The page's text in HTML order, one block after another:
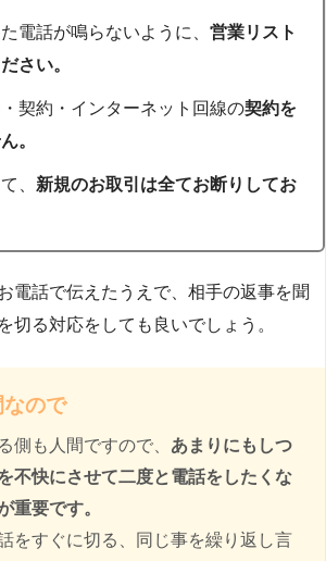
電話が鳴らないように、営業リスト
さい。
契約・インターネット回線の契約を
。
、 新規のお取引は全てお断りしてお
電話で伝えたうえで、相手の返事を聞
切る対応をしても良いでしょう。
ので
側も人間ですので、 あまりにもしつ
不快にさせて二度と電話をしたくな
重要です。
をすぐに切る、同じ事を繰り返し言